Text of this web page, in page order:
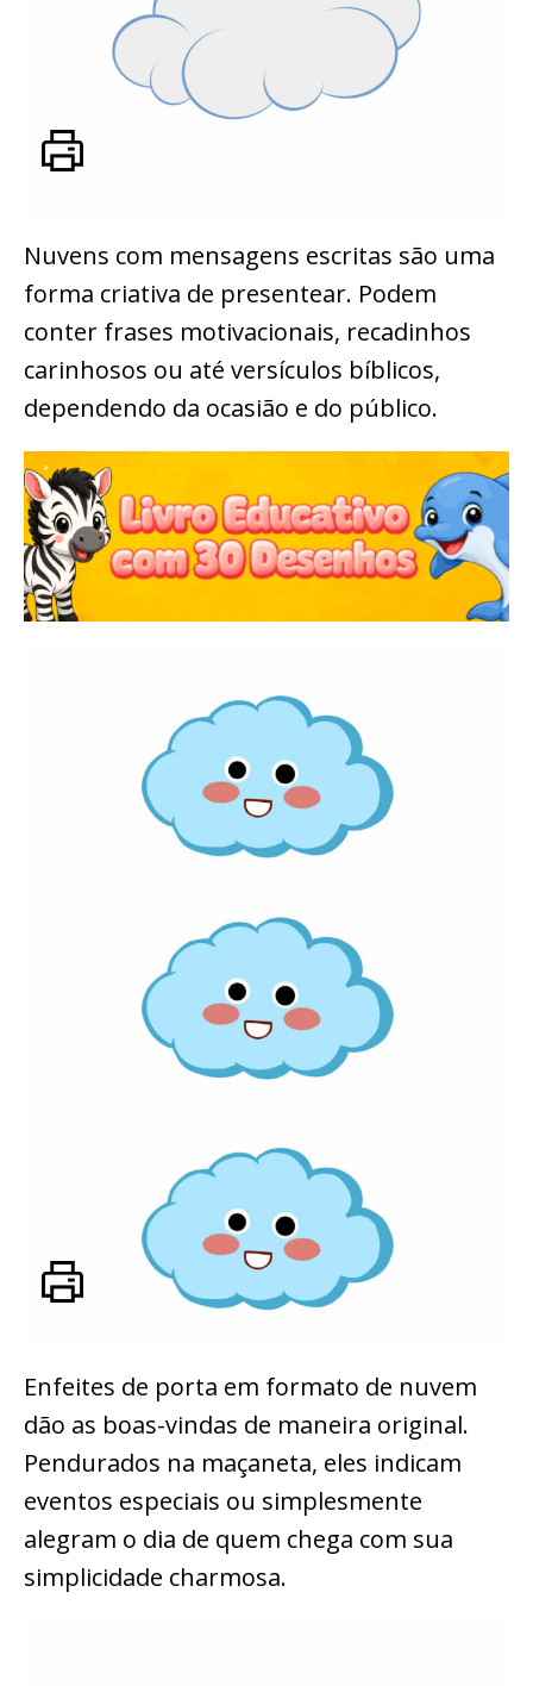
Nuvens com mensagens escritas são uma
forma criativa de presentear. Podem
conter frases motivacionais, recadinhos
carinhosos ou até versículos bíblicos,
dependendo da ocasião e do público.
Enfeites de porta em formato de nuvem
dão as boas-vindas de maneira original.
Pendurados na maçaneta, eles indicam
eventos especiais ou simplesmente
alegram o dia de quem chega com sua
simplicidade charmosa.